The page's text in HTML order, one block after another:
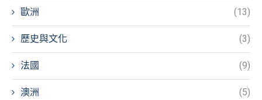
歐洲 (13)
歷史與文化 (3)
法國 (9)
澳洲 (5)